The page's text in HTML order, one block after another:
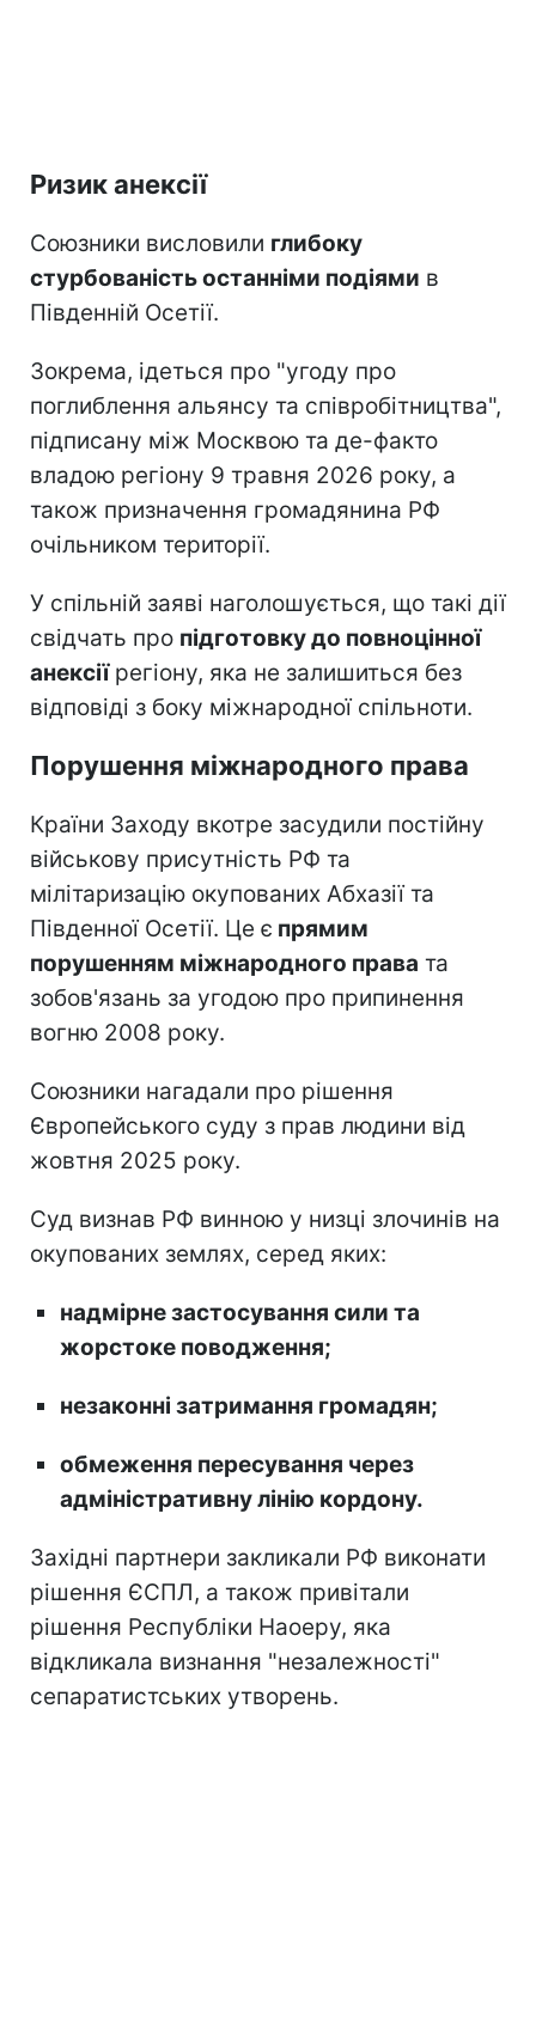
Ризик анексії
Союзники висловили глибоку
стурбованість останніми подіями в
Південній Осетії.
Зокрема, ідеться про "угоду про
поглиблення альянсу та співробітництва",
підписану між Москвою та де-факто
владою регіону 9 травня 2026 року, а
також призначення громадянина РФ
очільником території.
У спільній заяві наголошується, що такі дії
свідчать про підготовку до повноцінної
анексіїрегіону, яка не залишиться без
відповіді з боку міжнародної спільноти.
Порушення міжнародного права
Країни Заходу вкотре засудили постійну
військову присутність РФ та
мілітаризацію окупованих Абхазії та
Південної Осетії. Це є прямим
порушенням міжнародного права та
зобов'язань за угодою про припинення
вогню 2008 року.
Союзники нагадали про рішення
Європейського суду з прав людини від
жовтня 2025 року.
Суд визнав РФ винною у низці злочинів на
окупованих землях, серед яких:
надмірне застосування сили та
жорстоке поводження;
незаконні затримання громадян;
обмеження пересування через
адміністративну лінію кордону.
Західні партнери закликали РФ виконати
рішення ЄСПЛ, а також привітали
рішення Республіки Наоеру, яка
відкликала визнання "незалежності"
сепаратистських утворень.